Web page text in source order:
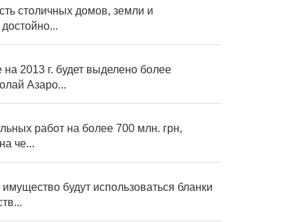
столичных домов, земли и
2013 г. будет выделено более
Азаро...
работ на более 700 млн. грн,
че...
будут использоваться бланки